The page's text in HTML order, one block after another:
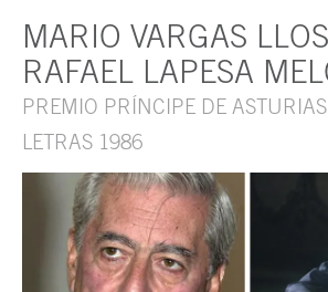
Contenido principal
MARIO VARGAS
RAFAEL LAPESA
PREMIO PRÍNCIPE DE
LETRAS 1986